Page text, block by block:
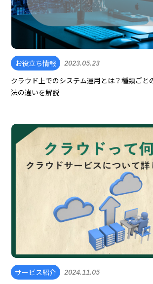
お役立ち情報 2023.05.23
クラウド上でのシステム運用とは？種類ごと
法の違いを解説
サービス紹介 2024.11.05